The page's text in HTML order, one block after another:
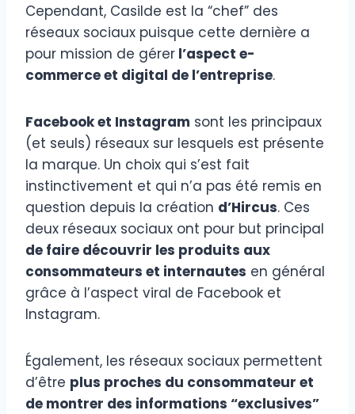
Cependant, Casilde est la “chef” des
réseaux sociaux puisque cette dernière a
pour mission de gérer l’aspect e-
commerce et digital de l’entreprise.
Facebook et Instagram sont les principaux
(et seuls) réseaux sur lesquels est présente
la marque. Un choix qui s’est fait
instinctivement et qui n’a pas été remis en
question depuis la création d’Hircus. Ces
deux réseaux sociaux ont pour but principal
de faire découvrir les produits aux
consommateurs et internautes en général
grâce à l’aspect viral de Facebook et
Instagram.
Également, les réseaux sociaux permettent
d’être plus proches du consommateur et
de montrer des informations “exclusives”